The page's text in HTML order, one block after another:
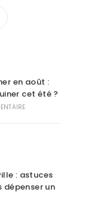
en août :
cet été ?
: astuces
dépenser un